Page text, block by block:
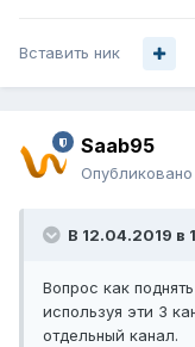
Вставить ник
Saab95
Опубликовано
В 12.04.2019 в
Вопрос как
используя эти 3
отдельный канал.